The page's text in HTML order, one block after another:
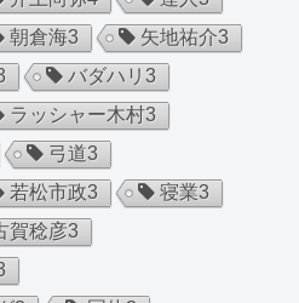
朝倉海3 矢地祐介3
バダハリ 3
ラッシャー木村3
弓道3
若松市政3 寝業3
賀稔彦3